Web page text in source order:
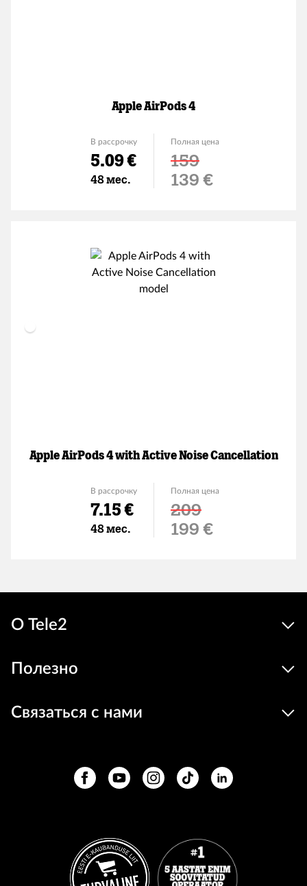
Apple AirPods 4
В рассрочку
5.09 €
48 мес.
Полная цена
159
Льготная цена
139 €
Apple AirPods 4 with Active Noise Cancellation
В рассрочку
7.15 €
48 мес.
Полная цена
209
Льготная цена
199 €
О Tele2
Полезно
Связаться с нами